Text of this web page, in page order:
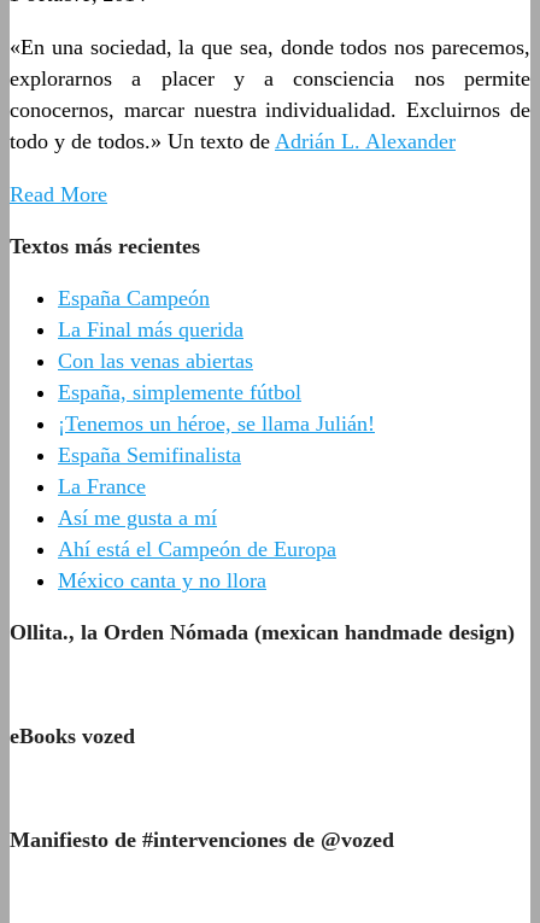
«En una sociedad, la que sea, donde todos nos parecemos,
explorarnos a placer y a consciencia nos permite
conocernos, marcar nuestra individualidad. Excluirnos de
todo y de todos.» Un texto de Adrián L. Alexander
Read More
Textos más recientes
España Campeón
La Final más querida
Con las venas abiertas
España, simplemente fútbol
¡Tenemos un héroe, se llama Julián!
España Semifinalista
La France
Así me gusta a mí
Ahí está el Campeón de Europa
México canta y no llora
Ollita., la Orden Nómada (mexican handmade design)
eBooks vozed
Manifiesto de #intervenciones de @vozed